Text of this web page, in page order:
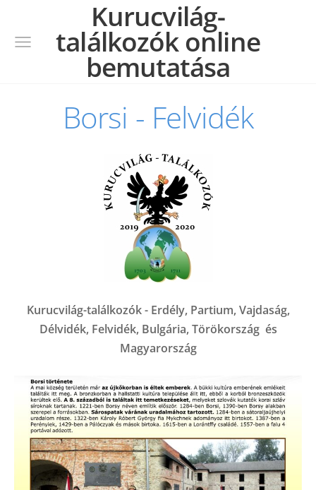
Kurucvilág-
találkozók online
bemutatása
Borsi - Felvidék
Kurucvilág-találkozók - Erdély, Partium, Vajdaság,
Délvidék, Felvidék, Bulgária, Törökország és
Magyarország